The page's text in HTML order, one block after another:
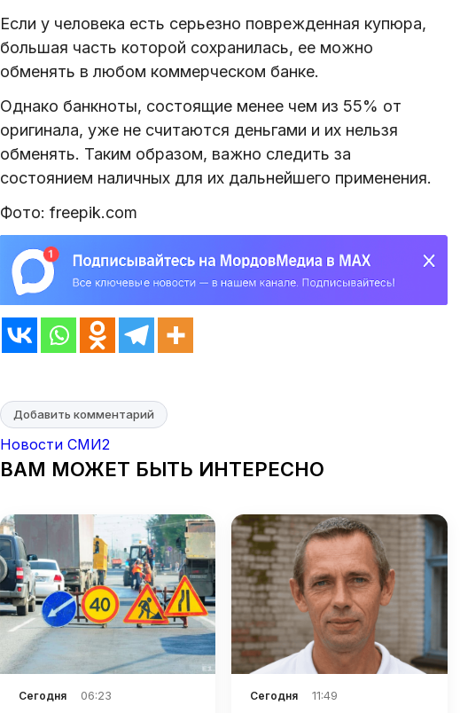
Если у человека есть серьезно поврежденная купюра,
большая часть которой сохранилась, ее можно
обменять в любом коммерческом банке.
Однако банкноты, состоящие менее чем из 55% от
оригинала, уже не считаются деньгами и их нельзя
обменять. Таким образом, важно следить за
состоянием наличных для их дальнейшего применения.
Фото: freepik.com
Добавить комментарий
Новости СМИ2
ВАМ МОЖЕТ БЫТЬ ИНТЕРЕСНО
Сегодня 06:23 Сегодня 11:49